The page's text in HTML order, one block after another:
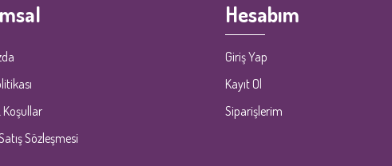
Sözleşmesi
Hesabım
Giriş Yap
Kayıt Ol
Siparişlerim